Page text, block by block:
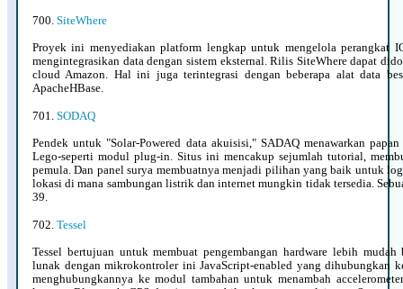
700. SiteWhere
Proyek ini menyediakan platform lengkap untuk mengelola perangkat
mengintegrasikan data dengan sistem eksternal. Rilis SiteWhere dapat
cloud Amazon. Hal ini juga terintegrasi dengan beberapa alat data
ApacheHBase.
701. SODAQ
Pendek untuk "Solar-Powered data akuisisi," SADAQ menawarkan
Lego-seperti modul plug-in. Situs ini mencakup sejumlah tutorial,
pemula. Dan panel surya membuatnya menjadi pilihan yang baik untuk
lokasi di mana sambungan listrik dan internet mungkin tidak tersedia.
39.
702. Tessel
Tessel bertujuan untuk membuat pengembangan hardware lebih mudah
lunak dengan mikrokontroler ini JavaScript-enabled yang dihubungkan
menghubungkannya ke modul tambahan untuk menambah